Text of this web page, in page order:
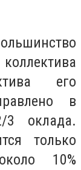
его
в
3 оклада.
только
10%